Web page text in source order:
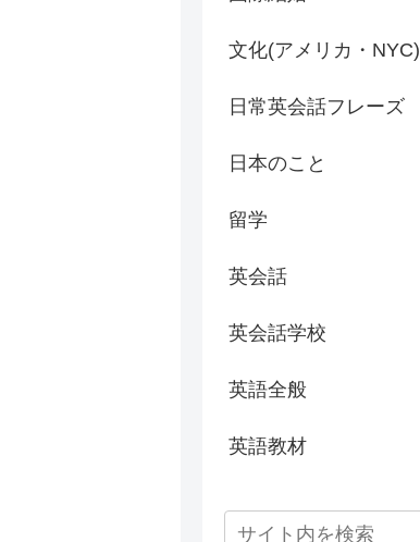
文化(アメリカ・NYC)
日常英会話フレーズ
日本のこと
留学
英会話
英会話学校
英語全般
英語教材